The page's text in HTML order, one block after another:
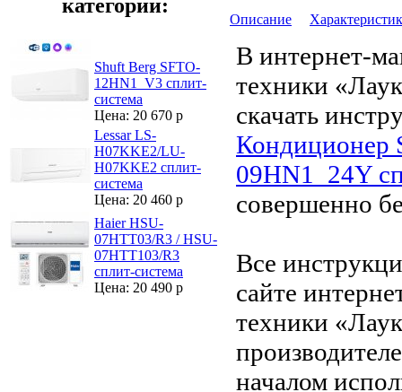
категории:
Shuft Berg SFTO-
12HN1_V3 сплит-
система
Цена: 20 670 р
Lessar LS-
H07KKE2/LU-
H07KKE2 сплит-
система
Цена: 20 460 р
Haier HSU-
07HTT03/R3 / HSU-
07HTT103/R3
сплит-система
Цена: 20 490 р
Описание
В интернет-
техники
скачать
Кондиционер
09HN1_24Y
совершенно
Все
сайте
техники
началом